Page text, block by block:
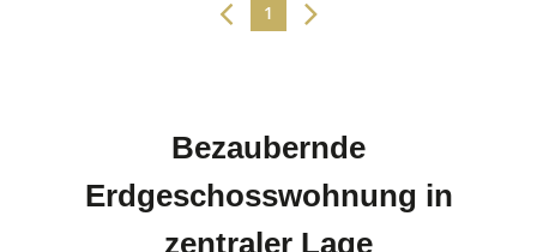
1
Bezaubernde
Erdgeschosswohnung in
zentraler Lage